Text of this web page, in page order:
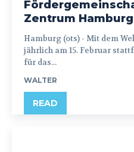
Zentrum Hamburg
Hamburg (ots) - Mit dem Weltkinderkrebstag, der
jährlich am 15. Februar
für das...
WALTER
READ